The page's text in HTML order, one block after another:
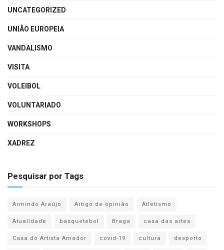
UNCATEGORIZED
UNIÃO EUROPEIA
VANDALISMO
VISITA
VOLEIBOL
VOLUNTARIADO
WORKSHOPS
XADREZ
Pesquisar por Tags
Armindo Araújo Artigo de opinião
Atletismo
Atualidade
basquetebol Braga
casa das artes
Casa do Artista Amador
covid-19 cultura
desporto